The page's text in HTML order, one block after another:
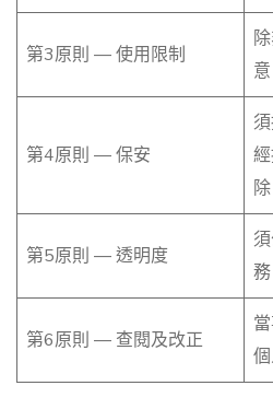
第3原則 — 使用限制
第4原則 — 保安
第5原則 — 透明度
務
第6原則 — 查閱及改正